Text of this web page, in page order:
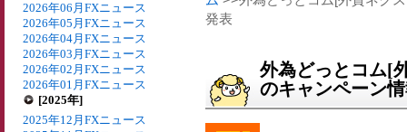
2026年06月FXニュース
2026年05月FXニュース
2026年04月FXニュース
2026年03月FXニュース
2026年02月FXニュース
2026年01月FXニュース
[2025年]
2025年12月FXニュース
発表
外為どっとコム[
のキャンペーン